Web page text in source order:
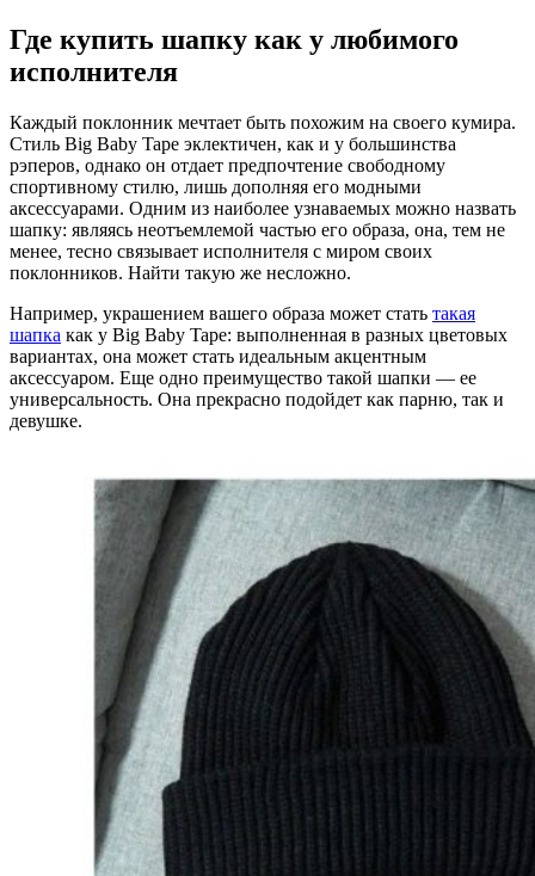
Где купить шапку как у любимого
исполнителя
Каждый поклонник мечтает быть похожим на своего кумира.
Стиль Big Baby Tape эклектичен, как и у большинства
рэперов, однако он отдает предпочтение свободному
спортивному стилю, лишь дополняя его модными
аксессуарами. Одним из наиболее узнаваемых можно назвать
шапку: являясь неотъемлемой частью его образа, она, тем не
менее, тесно связывает исполнителя с миром своих
поклонников. Найти такую же несложно.
Например, украшением вашего образа может стать такая
шапка как у Big Baby Tape: выполненная в разных цветовых
вариантах, она может стать идеальным акцентным
аксессуаром. Еще одно преимущество такой шапки — ее
универсальность. Она прекрасно подойдет как парню, так и
девушке.